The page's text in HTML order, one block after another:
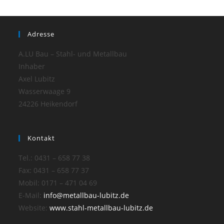
Adresse
A.LU Bau – Stahl- und Metallbau
Inhaber
Axel Lubitz
Wasserwaage 9
24226 Heikendorf
Kontakt
Tel.: 0431 – 658 77 38
Fax: 0431 – 658 77 37
Mobil: 0171 – 471 04 69
E-Mail: info@metallbau-lubitz.de
Website:www.stahl-metallbau-lubitz.de